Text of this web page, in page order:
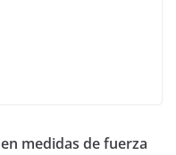
medidas de fuerza